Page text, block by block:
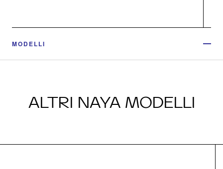
MODELLI
ALTRI NAYA MODELLI